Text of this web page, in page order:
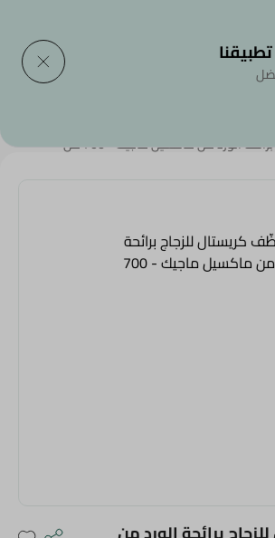
الورد من ماكسيل ماجيك - 700 مل